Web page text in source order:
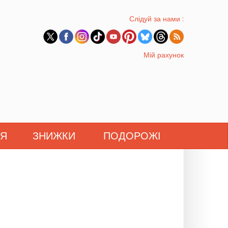
Слідуй за нами :
Мій рахунок
ЗНИЖКИ ПОДОРОЖІ